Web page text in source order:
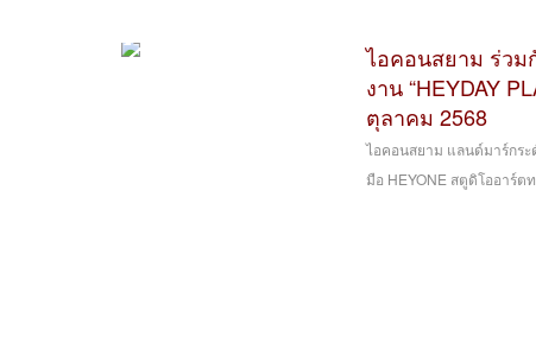
ไอคอนสยาม ร่วม
งาน “HEYDAY
ตุลาคม 2568
ไอคอนสยาม แลนด์มาร์กระ
มือ HEYONE สตูดิโออาร์ต